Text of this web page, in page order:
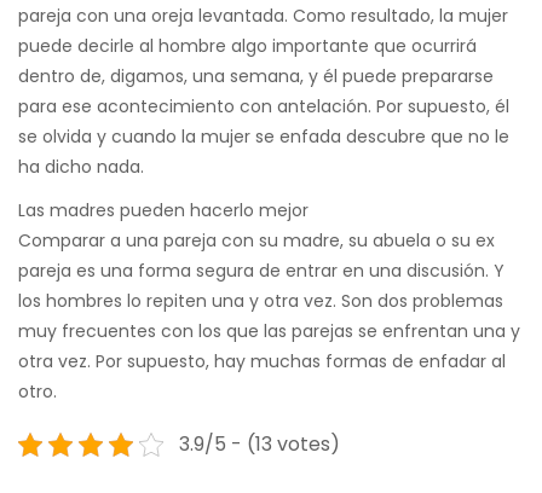
pareja con una oreja levantada. Como resultado, la mujer
puede decirle al hombre algo importante que ocurrirá
dentro de, digamos, una semana, y él puede prepararse
para ese acontecimiento con antelación. Por supuesto, él
se olvida y cuando la mujer se enfada descubre que no le
ha dicho nada.
Las madres pueden hacerlo mejor
Comparar a una pareja con su madre, su abuela o su ex
pareja es una forma segura de entrar en una discusión. Y
los hombres lo repiten una y otra vez. Son dos problemas
muy frecuentes con los que las parejas se enfrentan una y
otra vez. Por supuesto, hay muchas formas de enfadar al
otro.
3.9/5 - (13 votes)